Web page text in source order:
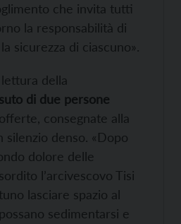
che invita tutti
la responsabilità di
sicurezza di ciascuno».
della
di due persone
consegnate alla
denso. «Dopo
dolore delle
l’arcivescovo Tisi
lasciare spazio al
sedimentarsi e